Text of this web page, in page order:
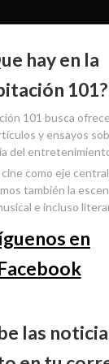
hay en la
101?
101 busca
y ensayos
del
como eje
también la
e incluso
en
las